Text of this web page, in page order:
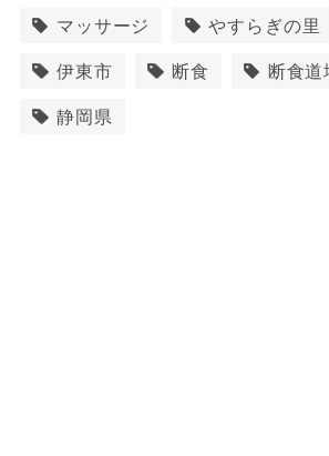
マッサージ やすらぎの里
伊東市 断食 断食道
静岡県